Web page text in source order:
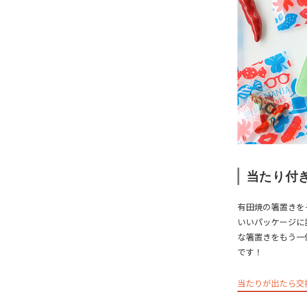
当たり付
有田焼の箸置き
いいパッケージ
な箸置きをもう
です！
当たりが出たら交